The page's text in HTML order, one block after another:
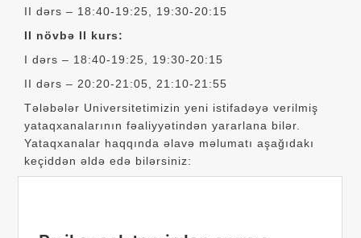
II dərs – 18:40-19:25, 19:30-20:15
II növbə II kurs:
I dərs – 18:40-19:25, 19:30-20:15
II dərs – 20:20-21:05, 21:10-21:55
Tələbələr Universitetimizin yeni istifadəyə verilmiş
yataqxanalarının fəaliyyətindən yararlana bilər.
Yataqxanalar haqqında əlavə məlumatı aşağıdakı
keçiddən əldə edə bilərsiniz: